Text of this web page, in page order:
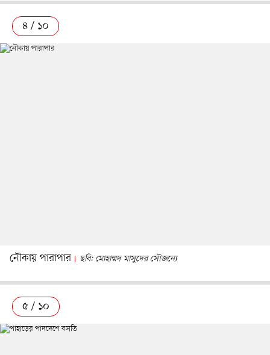
৪ / ১০
নৌকায় পারাপার ছবি: মোহাম্মদ মাসুদের সৌজন্যে
৫ / ১০